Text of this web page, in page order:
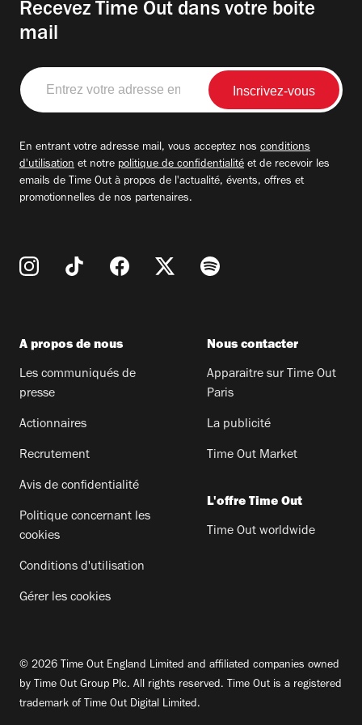
Recevez Time Out dans votre boite
mail
Entrez
votre
adresse
En entrant votre adresse mail, vous acceptez nos conditions
d'utilisation et notre politique de confidentialité et de recevoir les
emails de Time Out à propos de l'actualité, évents, offres et
promotionnelles de nos partenaires.
A propos de nous
Les communiqués de
presse
Actionnaires
Recrutement
Avis de confidentialité
Politique concernant les
cookies
Conditions d'utilisation
Gérer les cookies
Nous contacter
Apparaitre sur Time Out
Paris
La publicité
Time Out Market
L'offre Time Out
Time Out worldwide
© 2026 Time Out England Limited and affiliated companies owned
by Time Out Group Plc. All rights reserved. Time Out is a registered
trademark of Time Out Digital Limited.